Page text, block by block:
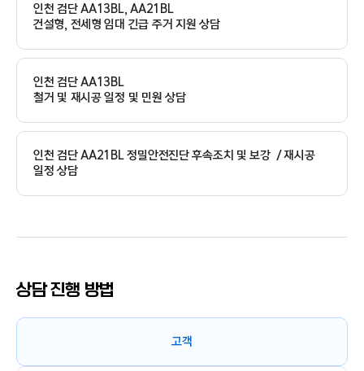
인천 검단 AA13BL, AA21BL
건설형, 전세형 임대 긴급 주거 지원 상담
인천 검단 AA13BL
철거 및 재시공 일정 및 민원 상담
인천 검단 AA21BL 정밀안전진단 후속조치 및 보강 ／재시공
일정 상담
상담 진행 방법
고객